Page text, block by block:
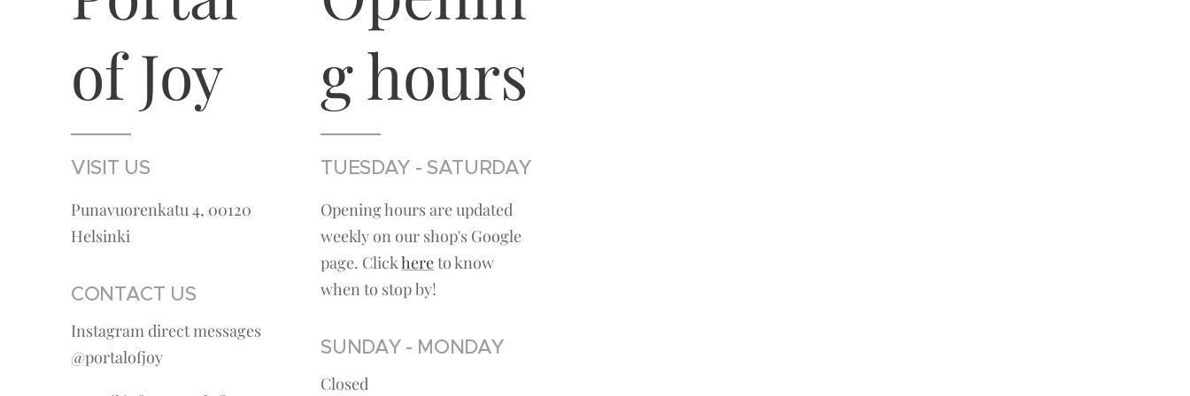
of Joy
VISIT US
Punavuorenkatu 4, 00120
Helsinki
CONTACT US
Instagram direct messages
@portalofjoy
g hours
TUESDAY - SATURDAY
Opening hours are updated
weekly on our shop's Google
page. Clickhereto know
when to stop by!
SUNDAY - MONDAY
Closed